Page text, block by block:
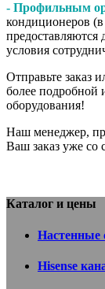
- Профильным
кондиционеров
условия
Отправьте заказ
более подробной
оборудования!
Наш менеджер,
Ваш заказ уже со
Каталог и цены
Настенные
Hisense